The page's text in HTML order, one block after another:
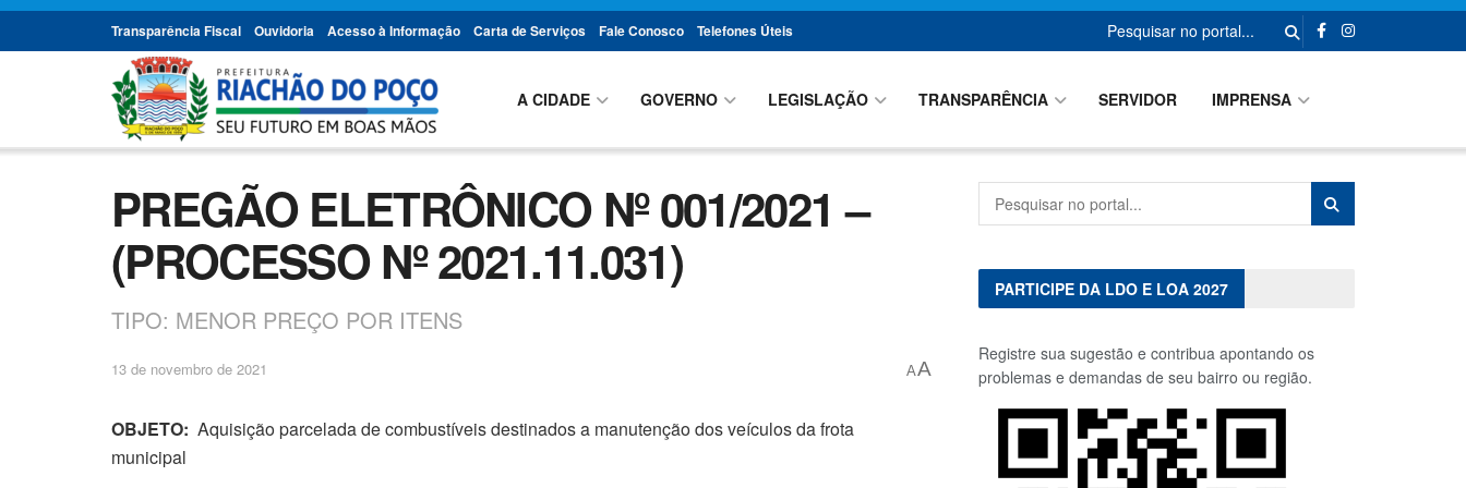
Transparência Fiscal Ouvidoria Acesso à Informação Carta de Serviços Fale Conosco Telefones Úteis
A CIDADE GOVERNO LEGISLAÇÃO TRANSPARÊNCIA SERVIDOR IMPRENSA
PREGÃO ELETRÔNICO Nº 001/2021 –
(PROCESSO Nº 2021.11.031)
TIPO: MENOR PREÇO POR ITENS
13 de novembro de 2021 AA
OBJETO: Aquisição parcelada de combustíveis destinados a manutenção dos veículos da frota
municipal
PARTICIPE DA LDO E LOA 2027
Registre sua sugestão e contribua apontando os
problemas e demandas de seu bairro ou região.